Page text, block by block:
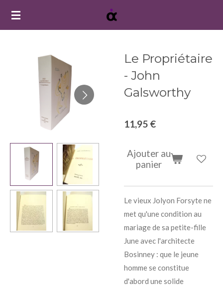
Passer
Le Propriétaire
- John
Galsworthy
11,95 €
Ajouter au
panier
Le vieux Jolyon Forsyte ne
met qu'une condition au
mariage de sa petite-fille
June avec l'architecte
Bosinney : que le jeune
homme se constitue
d'abord une solide